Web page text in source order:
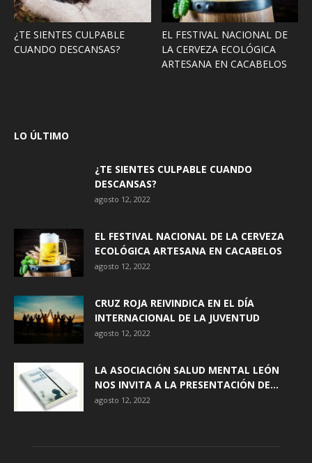
¿TE SIENTES CULPABLE
CUANDO DESCANSAS?
EL FESTIVAL NACIONAL DE
LA CERVEZA ECOLÓGICA
ARTESANA EN CACABELOS
LO ÚLTIMO
¿TE SIENTES CULPABLE CUANDO
DESCANSAS?
agosto 12, 2022
EL FESTIVAL NACIONAL DE LA CERVEZA
ECOLÓGICA ARTESANA EN CACABELOS
agosto 12, 2022
CRUZ ROJA REIVINDICA EN EL DÍA
INTERNACIONAL DE LA JUVENTUD
agosto 12, 2022
LA ASOCIACIÓN SALUD MENTAL LEÓN
NOS INVITA A LA PRESENTACIÓN DE...
agosto 12, 2022